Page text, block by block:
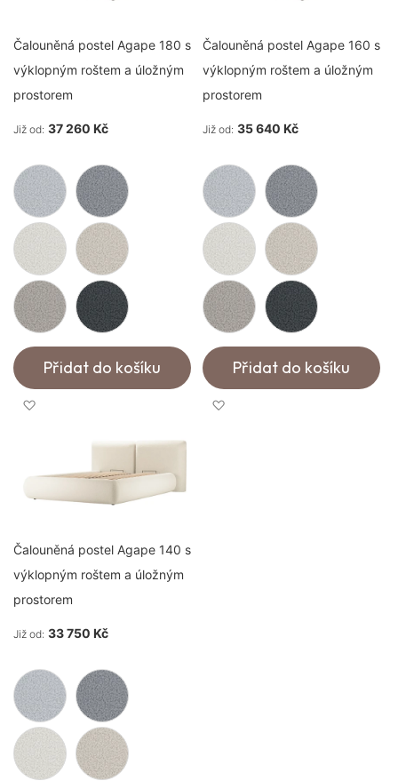
Čalouněná postel Agape 180 s
výklopným roštem a úložným
prostorem
Již od 37 260 Kč
Přidat do košíku
Čalouněná postel Agape 160 s
výklopným roštem a úložným
prostorem
Již od 35 640 Kč
Přidat do košíku
Čalouněná postel Agape 140 s
výklopným roštem a úložným
prostorem
Již od 33 750 Kč